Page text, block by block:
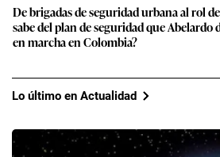
De brigadas de seguridad urbana al rol
sabe del plan de seguridad que Abelardo
en marcha en Colombia?
Lo último en Actualidad